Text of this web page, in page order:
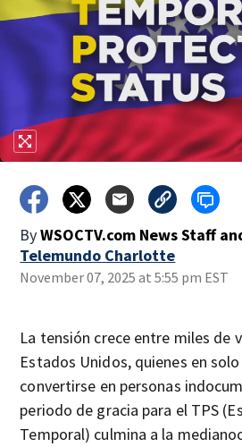
ByWSOCTV.com News Staff
Telemundo Charlotte
November 07, 2025 at 5:55 pm EST
La tensión crece entre miles de
Estados Unidos, quienes en
convertirse en personas
periodo de gracia para el TPS
Temporal) culmina a la